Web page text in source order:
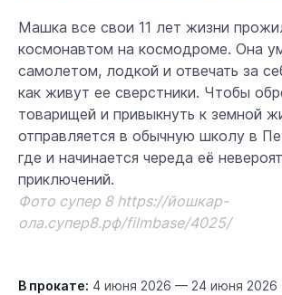
Машка все свои 11 лет жизни
космонавтом на космодроме. Она
самолетом, лодкой и отвечать за
как живут ее сверстники. Чтобы
товарищей и привыкнуть к земной
отправляется в обычную школу в
где и начинается череда её
приключений.
Фото супер 8 https://йошкар-
ола.супер8.рф/filmbase/4025/
В прокате: 4 июня 2026 — 24 июня 2026